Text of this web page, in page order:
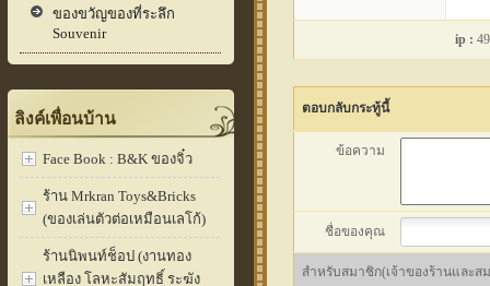
ของขวัญของที่ระลึก
Souvenir
ลิงค์เพื่อนบ้าน
Face Book : B&K ของจิ๋ว
ร้าน Mrkran Toys&Bricks
(ของเล่นตัวต่อเหมือนเลโก้)
ร้านนิพนท์ช็อป (งานทอง
เหลือง โลหะสัมฤทธิ์ ระฆัง
ip :
ตอบกลับกระทู้นี้
ข้อความ
ชื่อของคุณ
สำหรับสมาชิก(เจ้าของร้านและ